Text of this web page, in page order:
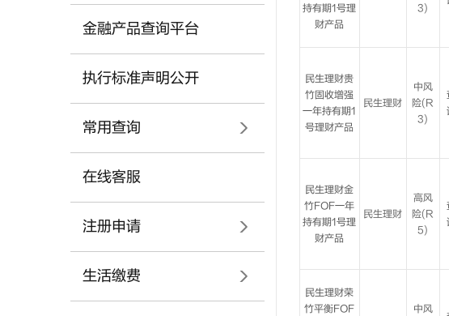
金融产品查询平台
执行标准声明公开
常用查询
在线客服
注册申请
生活缴费